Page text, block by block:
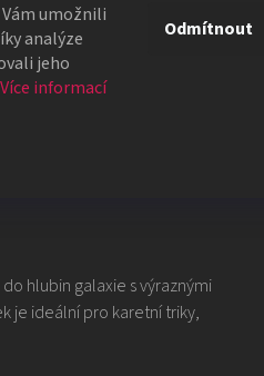
umožnili
analýze
jeho
Více informací
Odmítnout
Všechna hodnocení
hlubin galaxie s výraznými
je ideální pro karetní triky,